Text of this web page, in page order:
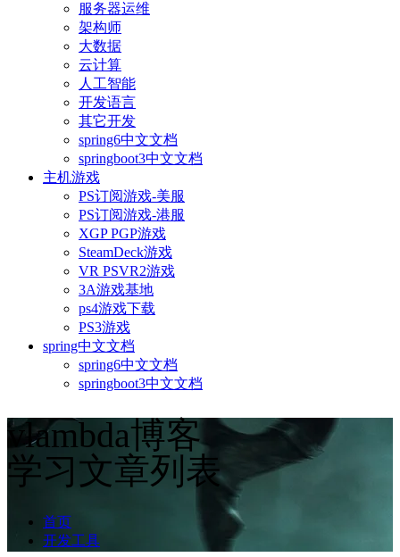
服务器运维
架构师
大数据
云计算
人工智能
开发语言
其它开发
spring6中文文档
springboot3中文文档
主机游戏
PS订阅游戏-美服
PS订阅游戏-港服
XGP PGP游戏
SteamDeck游戏
VR PSVR2游戏
3A游戏基地
ps4游戏下载
PS3游戏
spring中文文档
spring6中文文档
springboot3中文文档
vlambda博客
学习文章列表
首页
开发工具